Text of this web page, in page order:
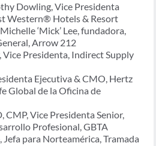
Dowling, Vice Presidenta
Western® Hotels & Resort
Michelle ‘Mick’ Lee, fundadora,
Arrow 212
Vice Presidenta, Indirect Supply
Ejecutiva & CMO, Hertz
Global de la Oficina de
CMP, Vice Presidenta Senior,
Profesional, GBTA
Jefa para Norteamérica, Tramada